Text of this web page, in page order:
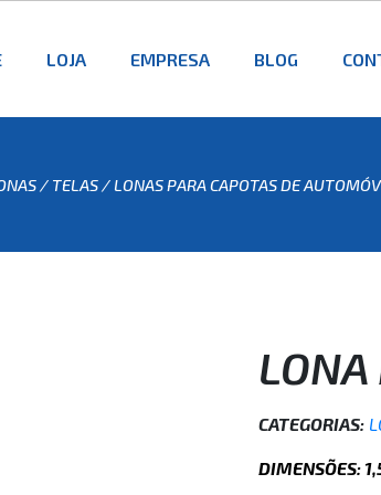
LOJA EMPRESA BLOG
/ TELAS / LONAS PARA CAPOTAS DE
LONA
CATEGORIAS:
DIMENSÕES: